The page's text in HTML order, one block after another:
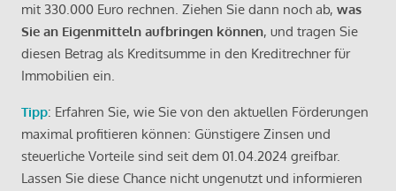
mit 330.000 Euro rechnen. Ziehen Sie dann noch ab, was
Sie an Eigenmitteln aufbringen können, und tragen Sie
diesen Betrag als Kreditsumme in den Kreditrechner für
Immobilien ein.
Tipp: Erfahren Sie, wie Sie von den aktuellen Förderungen
maximal profitieren können: Günstigere Zinsen und
steuerliche Vorteile sind seit dem 01.04.2024 greifbar.
Lassen Sie diese Chance nicht ungenutzt und informieren